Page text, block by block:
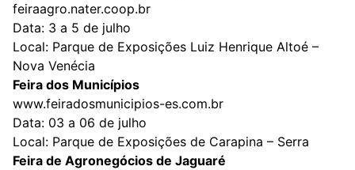
feiraagro.nater.coop.br
Data: 3 a 5 de julho
Local: Parque de Exposições Luiz Henrique Altoé –
Nova Venécia
Feira dos Municípios
www.feiradosmunicipios-es.com.br
Data: 03 a 06 de julho
Local: Parque de Exposições de Carapina – Serra
Feira de Agronegócios de Jaguaré